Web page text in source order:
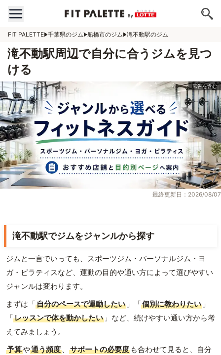
FIT PALETTE 千葉県のジム 船橋市のジム 滝不動駅のジム
滝不動駅周辺で自分に合うジムを見つ
ける
最終更新日：2026/08/07
滝不動駅でジムをジャンルから探す
ジムと一言でいっても、スポーツジム・パーソナルジム・ヨ
ガ・ピラティスなど、運動の目的や通い方によって選びやすい
ジャンルは変わります。
まずは「自分のペースで運動したい 」「個別に教わりたい 」
「レッスンで体を動かしたい 」など、続けやすい通い方から考
えてみましょう。
予算や通う頻度 、 サポートの必要度 も合わせて見ると、自分